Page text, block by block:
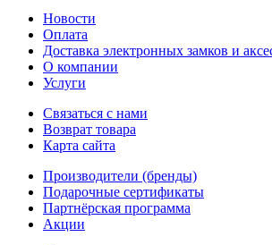
Новости
Оплата
Доставка электронных замков и
О компании
Услуги
Связаться с нами
Возврат товара
Карта сайта
Производители (бренды)
Подарочные сертификаты
Партнёрская программа
Акции